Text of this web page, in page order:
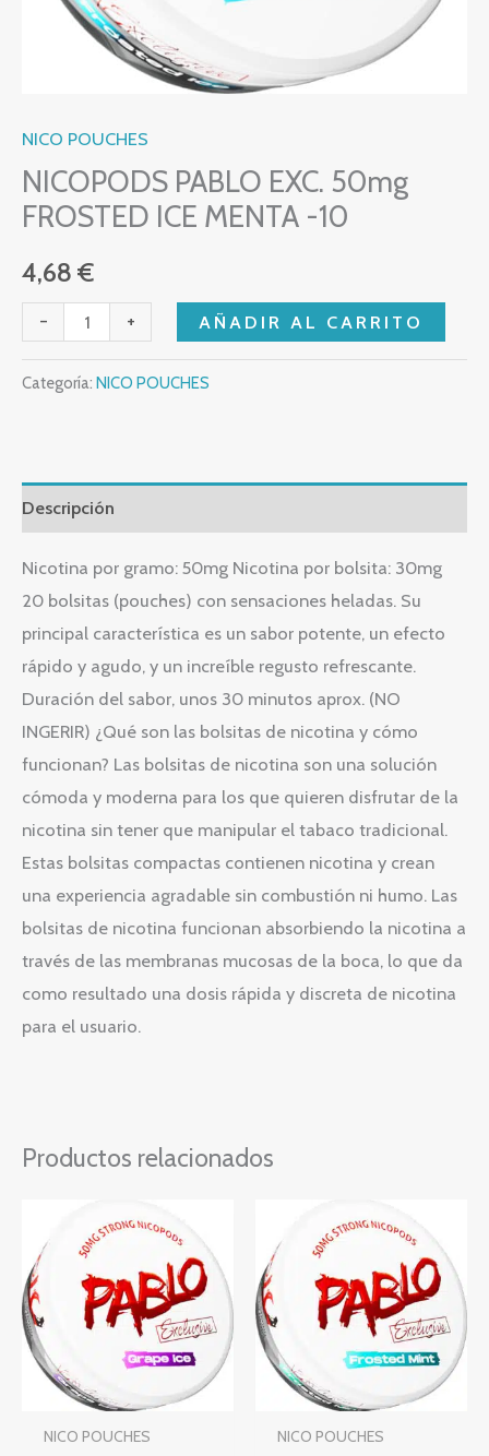
NICO POUCHES
NICOPODS PABLO EXC. 50mg
FROSTED ICE MENTA -10
4,68 €
- + AÑADIR AL CARRITO
Categoría: NICO POUCHES
Descripción
Nicotina por gramo: 50mg Nicotina por bolsita: 30mg
20 bolsitas (pouches) con sensaciones heladas. Su
principal característica es un sabor potente, un efecto
rápido y agudo, y un increíble regusto refrescante.
Duración del sabor, unos 30 minutos aprox. (NO
INGERIR) ¿Qué son las bolsitas de nicotina y cómo
funcionan? Las bolsitas de nicotina son una solución
cómoda y moderna para los que quieren disfrutar de la
nicotina sin tener que manipular el tabaco tradicional.
Estas bolsitas compactas contienen nicotina y crean
una experiencia agradable sin combustión ni humo. Las
bolsitas de nicotina funcionan absorbiendo la nicotina a
través de las membranas mucosas de la boca, lo que da
como resultado una dosis rápida y discreta de nicotina
para el usuario.
Productos relacionados
NICO POUCHES NICO POUCHES